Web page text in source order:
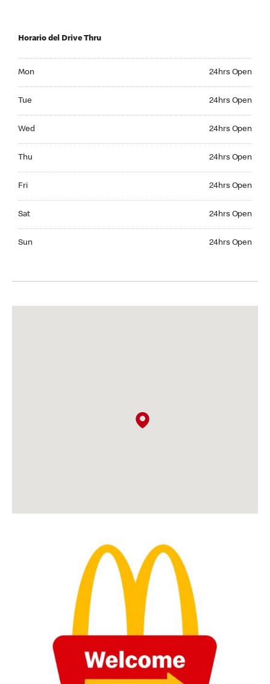
Horario del Drive Thru
Mon 24hrs Open
Tue 24hrs Open
Wed 24hrs Open
Thu 24hrs Open
Fri 24hrs Open
Sat 24hrs Open
Sun 24hrs Open